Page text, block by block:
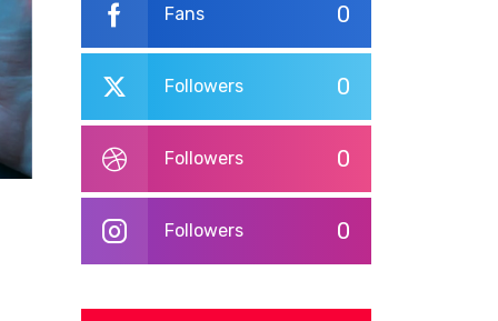
0
Fans
0
Followers
0
Followers
0
Followers